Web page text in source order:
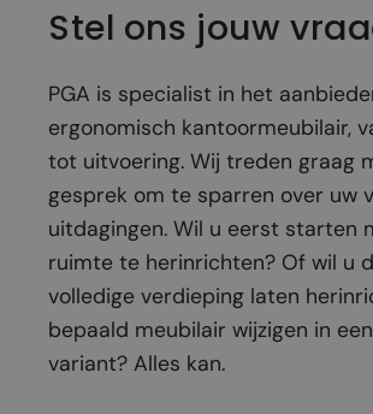
Stel ons jouw
PGA is specialist in het
ergonomisch kantoormeubilair,
tot uitvoering. Wij treden graag
gesprek om te sparren over uw
uitdagingen. Wil u eerst starten
ruimte te herinrichten? Of wil u
volledige verdieping laten
bepaald meubilair wijzigen in
variant? Alles kan.